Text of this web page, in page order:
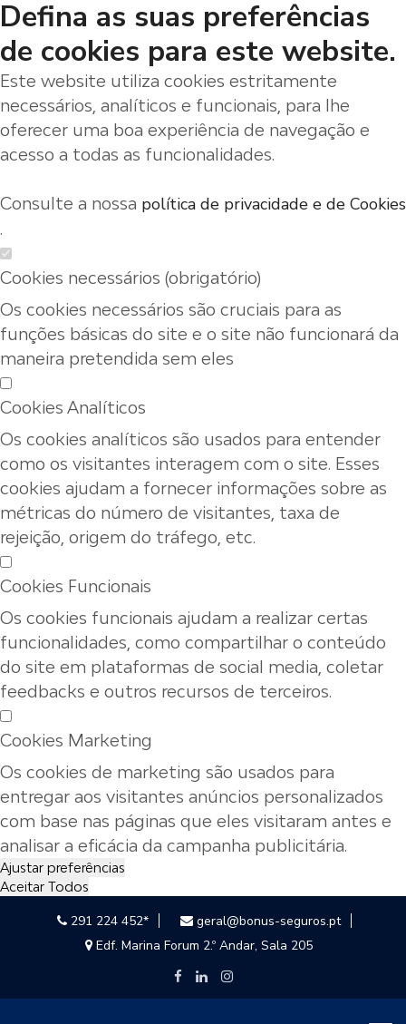
Defina as suas preferências
de cookies para este website.
Este website utiliza cookies estritamente
necessários, analíticos e funcionais, para lhe
oferecer uma boa experiência de navegação e
acesso a todas as funcionalidades.
Consulte a nossa política de privacidade e de Cookies
.
Cookies necessários (obrigatório)
Os cookies necessários são cruciais para as
funções básicas do site e o site não funcionará da
maneira pretendida sem eles
Cookies Analíticos
Os cookies analíticos são usados para entender
como os visitantes interagem com o site. Esses
cookies ajudam a fornecer informações sobre as
métricas do número de visitantes, taxa de
rejeição, origem do tráfego, etc.
Cookies Funcionais
Os cookies funcionais ajudam a realizar certas
funcionalidades, como compartilhar o conteúdo
do site em plataformas de social media, coletar
feedbacks e outros recursos de terceiros.
Cookies Marketing
Os cookies de marketing são usados para
entregar aos visitantes anúncios personalizados
com base nas páginas que eles visitaram antes e
analisar a eficácia da campanha publicitária.
Ajustar preferências
Aceitar Todos
291 224 452*
geral@bonus-seguros.pt
Edf. Marina Forum 2.º Andar, Sala 205